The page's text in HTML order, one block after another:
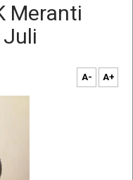
Meranti
A- A+